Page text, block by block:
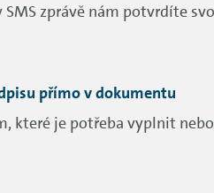
zprávě nám potvrdíte
přímo v dokumentu
které je potřeba vyplnit